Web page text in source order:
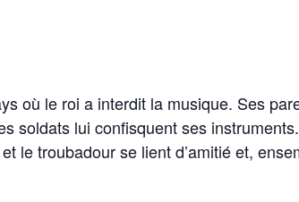
où le roi a interdit la musique. Ses
soldats lui confisquent ses
le troubadour se lient d’amitié et,